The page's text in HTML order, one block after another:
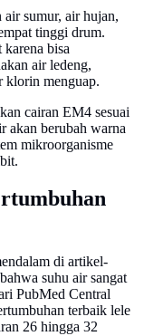
air sumur, air hujan,
tinggi drum.
bisa
air ledeng,
klorin menguap.
cairan EM4 sesuai
akan berubah warna
mikroorganisme
di artikel-
suhu air sangat
PubMed Central
terbaik lele
26 hingga 32